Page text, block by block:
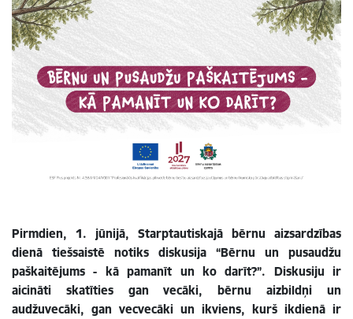
Pirmdien, 1. jūnijā, Starptautiskajā bērnu aizsardzības
dienā tiešsaistē notiks diskusija “Bērnu un pusaudžu
paškaitējums - kā pamanīt un ko darīt?”. Diskusiju ir
aicināti skatīties gan vecāki, bērnu aizbildņi un
audžuvecāki, gan vecvecāki un ikviens, kurš ikdienā ir